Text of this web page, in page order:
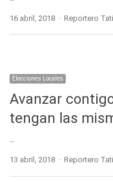
16 abril, 2018 Author
Reportero
Elecciones Locales
Avanzar
tengan las
…
13 abril, 2018 Author
Reportero